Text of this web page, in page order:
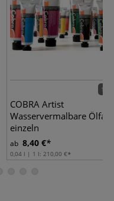
100
COBRA Artist
Wasservermalbare
einzeln
ab 8,40 €
0,04 l | 1 l: 210,00 €